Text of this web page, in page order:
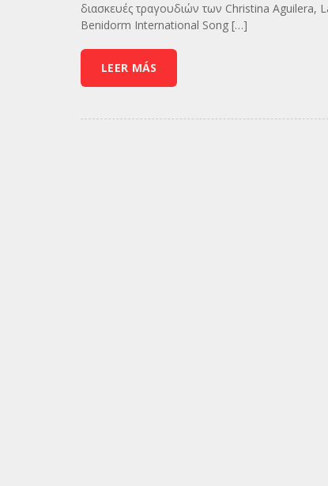
διασκευές τραγουδιών των Christina Aguilera,
Benidorm International Song […]
LEER MÁS